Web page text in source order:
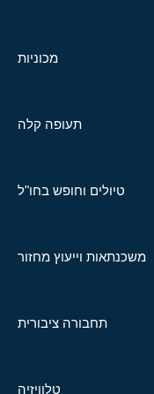
מכוניות
תעופה קלה
טיולים וחופש בחו"ל
משכנתאות וייעוץ מחזור
תחבורה ציבורית
טלוויזיה